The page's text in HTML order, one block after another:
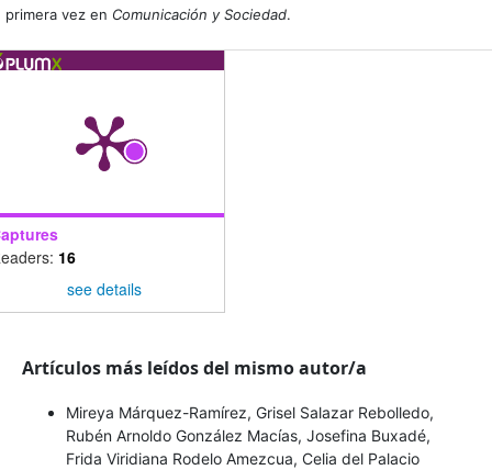
primera vez en Comunicación y Sociedad.
16
see details
Artículos más leídos del mismo autor/a
Mireya Márquez-Ramírez, Grisel Salazar Rebolledo,
Rubén Arnoldo González Macías, Josefina Buxadé,
Frida Viridiana Rodelo Amezcua, Celia del Palacio